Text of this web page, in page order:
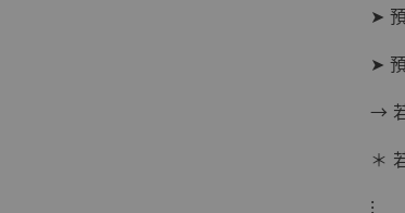
➤
➤
→
＊
⁝